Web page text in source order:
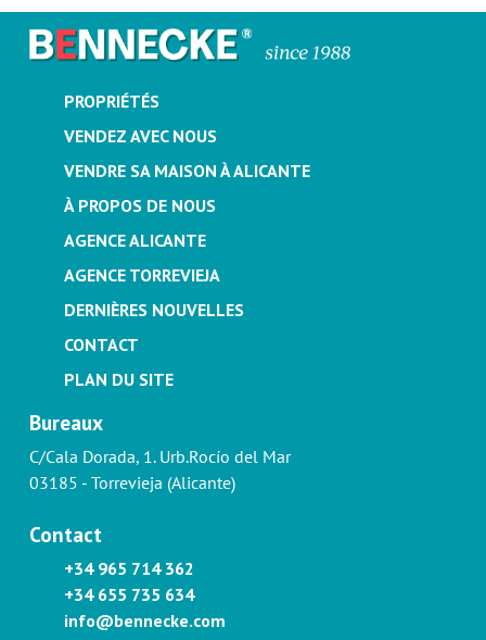
PROPRIÉTÉS
VENDEZ AVEC NOUS
VENDRE SA MAISON À ALICANTE
À PROPOS DE NOUS
AGENCE ALICANTE
AGENCE TORREVIEJA
DERNIÈRES NOUVELLES
CONTACT
PLAN DU SITE
Bureaux
C/Cala Dorada, 1. Urb.Rocío del Mar
03185 - Torrevieja (Alicante)
Contact
+34 965 714 362
+34 655 735 634
info@bennecke.com